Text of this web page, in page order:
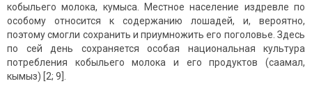
кобыльего молока, кумыса. Местное население издревле по
особому относится к содержанию лошадей, и, вероятно,
поэтому смогли сохранить и приумножить его поголовье. Здесь
по сей день сохраняется особая национальная культура
потребления кобыльего молока и его продуктов (саамал,
кымыз) [2; 9].